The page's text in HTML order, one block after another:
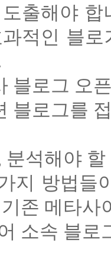
출해야 합
적인 블
블로그 오
블로그를
분석해야
지 방법들
존 메타사
소속 블로